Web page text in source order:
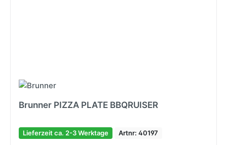
Brunner PIZZA PLATE BBQRUISER
Lieferzeit ca. 2-3 Werktage Artnr: 40197